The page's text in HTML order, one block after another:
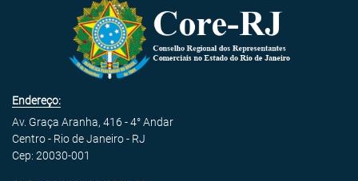
Endereço:
Av. Graça Aranha, 416 - 4° Andar
Centro - Rio de Janeiro - RJ
Cep: 20030-001